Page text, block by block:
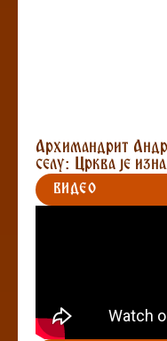
Архимандрит
селу: Црква је
ВИДЕО